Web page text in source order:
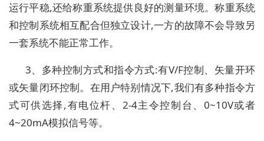
运行平稳,还给称重系统提供良好的测量环境。称重系统
和控制系统相互配合但独立设计,一方的故障不会导致另
一套系统不能正常工作。
3、多种控制方式和指令方式:有V/F控制、矢量开环
或矢量闭环控制。在用户特别情况下,我们有多种指令方
式可供选择,有电位杆、2-4主令控制台、0~10V或者
4~20mA模拟信号等。